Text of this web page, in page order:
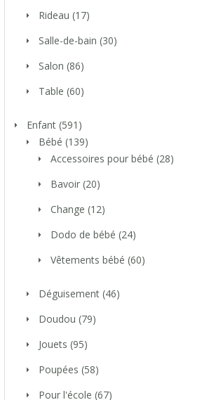
Rideau (17)
Salle-de-bain (30)
Salon (86)
Table (60)
Enfant (591)
Bébé (139)
Accessoires pour bébé (28)
Bavoir (20)
Change (12)
Dodo de bébé (24)
Vêtements bébé (60)
Déguisement (46)
Doudou (79)
Jouets (95)
Poupées (58)
Pour l'école (67)